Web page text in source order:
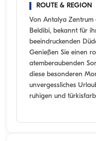
ROUTE & REGION
Von Antalya Zentrum
Beldibi, bekannt für
beeindruckenden
Genießen Sie einen
atemberaubenden
diese besonderen
unvergessliches
ruhigen und